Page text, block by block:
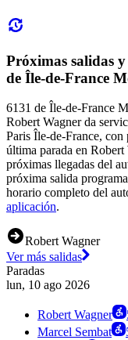
Próximas salidas
de Île-de-France
6131 de Île-de-France
Robert Wagner da
Paris Île-de-France, con
última parada en Robert
próximas llegadas del
próxima salida
horario completo del
aplicación.
Robert Wagner
Ver más salidas
Paradas
lun, 10 ago 2026
Robert Wagner
Marcel Sembat